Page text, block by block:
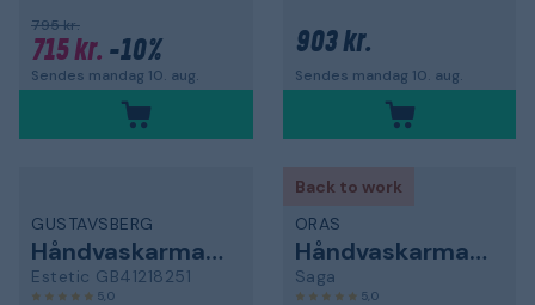
795 kr.
715 kr. -10%
Sendes mandag 10. aug.
903 kr.
Sendes mandag 10. aug.
GUSTAVSBERG
Håndvaskarmatur
Estetic GB41218251
5,0
Back to work
ORAS
Håndvaskarmatur
Saga
5,0